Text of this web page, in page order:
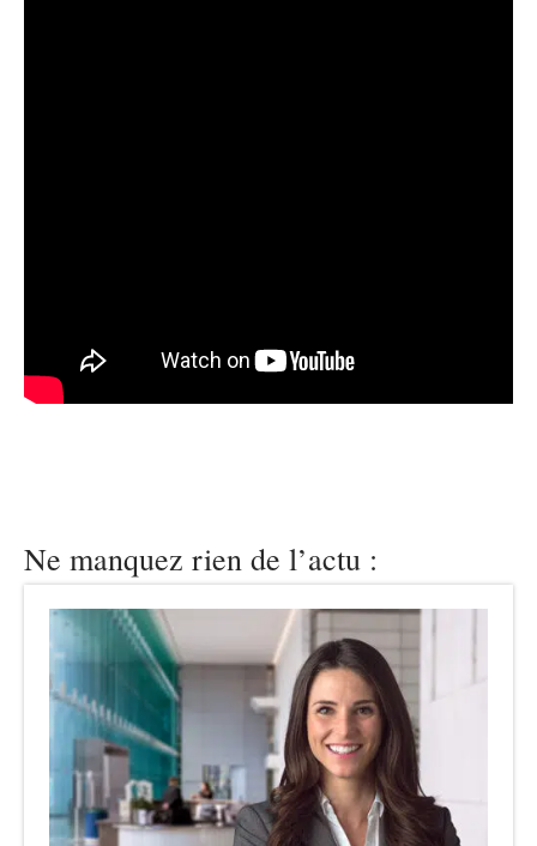
Ne manquez rien de l’actu :